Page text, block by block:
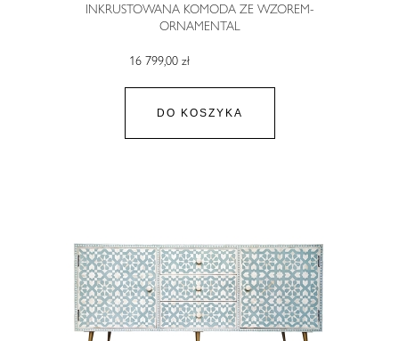
INKRUSTOWANA KOMODA ZE WZOREM-
ORNAMENTAL
16 799,00 zł
DO KOSZYKA